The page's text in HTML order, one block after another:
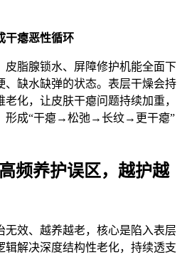
干瘪恶性循环
皮脂腺锁水、屏障修护机能全面下
、缺水缺弹的状态。表层干燥会持
化，让皮肤干瘪问题持续加重，
形成“干瘪→松弛→长纹→更干瘪”
频养护误区，越护越
无效、越养越老，核心是陷入表层
辑解决深度结构性老化，持续透支